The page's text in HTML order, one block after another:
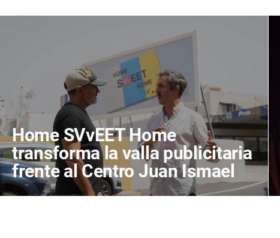
Home SVvEET Home
transforma la valla publicitaria
frente al Centro Juan Ismael
en un espacio de reflexión